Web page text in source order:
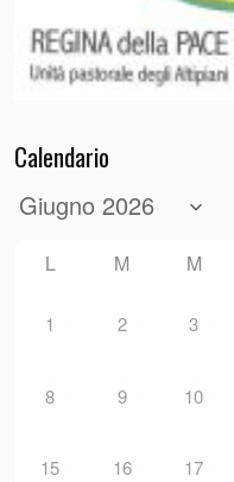
Calendario
L M M
1 2 3
8 9 10
15 16 17